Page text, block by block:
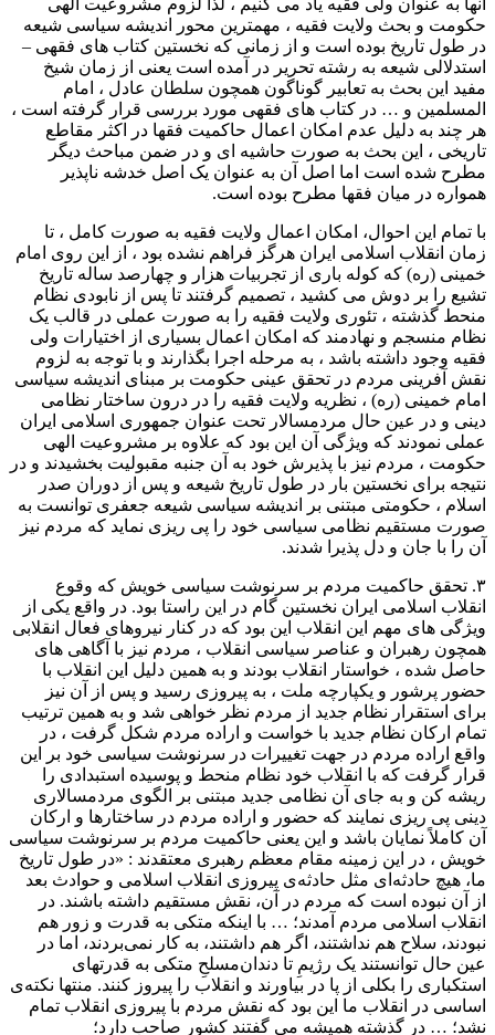
آنها به عنوان ولی فقیه یاد می کنیم ، لذا لزوم مشروعیت الهی
حکومت و بحث ولایت فقیه ، مهمترین محور اندیشه سیاسی شیعه
در طول تاریخ بوده است و از زمانی که نخستین کتاب های فقهی –
استدلالی شیعه به رشته تحریر در آمده است یعنی از زمان شیخ
مفید این بحث به تعابیر گوناگون همچون سلطان عادل ، امام
المسلمین و … در کتاب های فقهی مورد بررسی قرار گرفته است ،
هر چند به دلیل عدم امکان اعمال حاکمیت فقها در اکثر مقاطع
تاریخی ، این بحث به صورت حاشیه ای و در ضمن مباحث دیگر
مطرح شده است اما اصل آن به عنوان یک اصل خدشه ناپذیر
همواره در میان فقها مطرح بوده است.
با تمام این احوال، امکان اعمال ولایت فقیه به صورت کامل ، تا
زمان انقلاب اسلامی ایران هرگز فراهم نشده بود ، از این روی امام
خمینی (ره) که کوله باری از تجربیات هزار و چهارصد ساله تاریخ
تشیع را بر دوش می کشید ، تصمیم گرفتند تا پس از نابودی نظام
منحط گذشته ، تئوری ولایت فقیه را به صورت عملی در قالب یک
نظام منسجم و نهادمند که امکان اعمال بسیاری از اختیارات ولی
فقیه وجود داشته باشد ، به مرحله اجرا بگذارند و با توجه به لزوم
نقش آفرینی مردم در تحقق عینی حکومت بر مبنای اندیشه سیاسی
امام خمینی (ره) ، نظریه ولایت فقیه را در درون ساختار نظامی
دینی و در عین حال مردمسالار تحت عنوان جمهوری اسلامی ایران
عملی نمودند که ویژگی آن این بود که علاوه بر مشروعیت الهی
حکومت ، مردم نیز با پذیرش خود به آن جنبه مقبولیت بخشیدند و در
نتیجه برای نخستین بار در طول تاریخ شیعه و پس از دوران صدر
اسلام ، حکومتی مبتنی بر اندیشه سیاسی شیعه جعفری توانست به
صورت مستقیم نظامی سیاسی خود را پی ریزی نماید که مردم نیز
آن را با جان و دل پذیرا شدند.
۳. تحقق حاکمیت مردم بر سرنوشت سیاسی خویش که وقوع
انقلاب اسلامی ایران نخستین گام در این راستا بود. در واقع یکی از
ویژگی های مهم این انقلاب این بود که در کنار نیروهای فعال انقلابی
همچون رهبران و عناصر سیاسی انقلاب ، مردم نیز با آگاهی های
حاصل شده ، خواستار انقلاب بودند و به همین دلیل این انقلاب با
حضور پرشور و یکپارچه ملت ، به پیروزی رسید و پس از آن نیز
برای استقرار نظام جدید از مردم نظر خواهی شد و به همین ترتیب
تمام ارکان نظام جدید با خواست و اراده مردم شکل گرفت ، در
واقع اراده مردم در جهت تغییرات در سرنوشت سیاسی خود بر این
قرار گرفت که با انقلاب خود نظام منحط و پوسیده استبدادی را
ریشه کن و به جای آن نظامی جدید مبتنی بر الگوی مردمسالاری
دینی پی ریزی نمایند که حضور و اراده مردم در ساختارها و ارکان
آن کاملاً نمایان باشد و این یعنی حاکمیت مردم بر سرنوشت سیاسی
خویش ، در این زمینه مقام معظم رهبری معتقدند : «در طول تاریخ
ما، هیچ حادثه‌ای مثل حادثه‌ی پیروزی انقلاب اسلامی و حوادث بعد
از آن نبوده است که مردم در آن، نقش مستقیم داشته باشند. در
انقلاب اسلامی مردم آمدند؛ … با اینکه متکی به قدرت و زور هم
نبودند، سلاح هم نداشتند، اگر هم داشتند، به کار نمی‌بردند، اما در
عین حال توانستند یک رژیمِ تا دندان‌مسلحِ متکی به قدرتهای
استکباری را بکلی از پا در بیاورند و انقلاب را پیروز کنند. منتها نکته‌ی
اساسی در انقلاب ما این بود که نقش مردم با پیروزی انقلاب تمام
نشد؛ … در گذشته همیشه می گفتند کشور صاحب دارد؛